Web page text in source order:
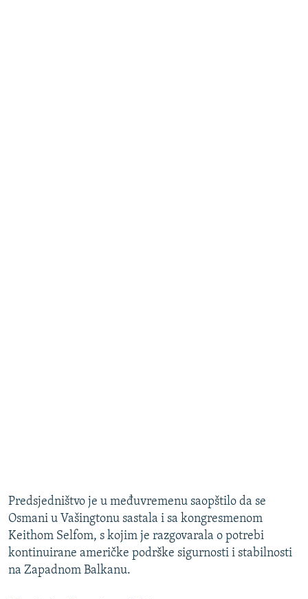
Predsjedništvo je u međuvremenu saopštilo da se
Osmani u Vašingtonu sastala i sa kongresmenom
Keithom Selfom, s kojim je razgovarala o potrebi
kontinuirane američke podrške sigurnosti i stabilnosti
na Zapadnom Balkanu.